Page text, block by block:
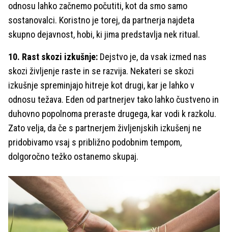
odnosu lahko začnemo počutiti, kot da smo samo
sostanovalci. Koristno je torej, da partnerja najdeta
skupno dejavnost, hobi, ki jima predstavlja nek ritual.
10. Rast skozi izkušnje: Dejstvo je, da vsak izmed nas
skozi življenje raste in se razvija. Nekateri se skozi
izkušnje spreminjajo hitreje kot drugi, kar je lahko v
odnosu težava. Eden od partnerjev tako lahko čustveno in
duhovno popolnoma preraste drugega, kar vodi k razkolu.
Zato velja, da če s partnerjem življenjskih izkušenj ne
pridobivamo vsaj s približno podobnim tempom,
dolgoročno težko ostanemo skupaj.